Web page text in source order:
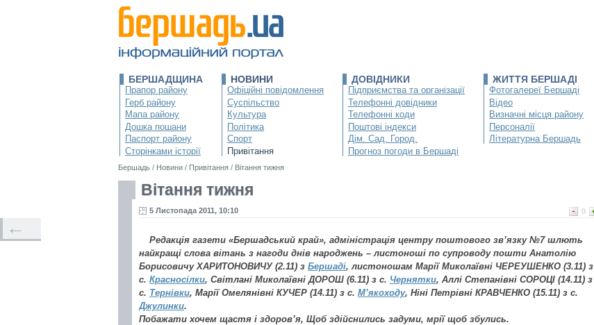
БЕРШАДЩИНА
Прапор району
Герб району
Мапа району
Дошка пошани
Паспорт району
Сторінками історії
НОВИНИ
Офіційні повідомлення
Суспільство
Культура
Політика
Спорт
Привітання
ДОВІДНИКИ
Підприємства та організації
Телефонні довідники
Телефонні коди
Поштові індекси
Дім. Сад. Город.
Прогноз погоди в Бершаді
ЖИТТЯ БЕРШАДІ
Фотогалереї Бершаді
Відео
Визначні місця району
Персоналії
Літературна Бершадь
Бершадь / Новини / Привітання / Вітання тижня
Вітання тижня
0
5 Листопада 2011, 10:10
Редакція газети «Бершадський край», адміністрація центру поштового зв’язку №7 шлють
найкращі слова вітань з нагоди днів народжень – листоноші по супроводу пошти Анатолію
Борисовичу ХАРИТОНОВИЧУ (2.11) з Бершаді, листоношам Марії Миколаївні ЧЕРЕУШЕНКО (3.11) з
с. Красносілки, Світлані Миколаївні ДОРОШ (6.11) з с. Чернятки, Аллі Степанівні СОРОЦІ (14.11) з
с. Тернівки, Марії Омелянівні КУЧЕР (14.11) з с. М’якоходу, Ніні Петрівні КРАВЧЕНКО (15.11) з с.
Джулинки.
Побажати хочем щастя і здоров’я, Щоб здійснились задуми, мрії щоб збулись.
←